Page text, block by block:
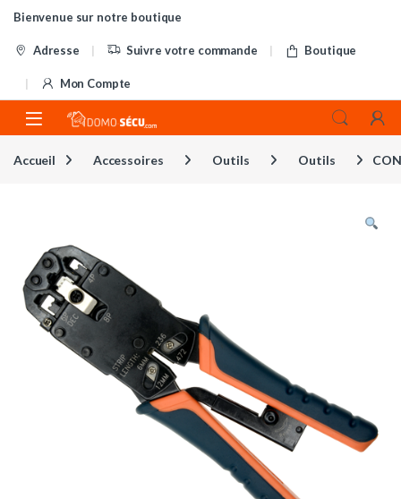
Skip to navigation
Skip to content
Bienvenue sur notre boutique
Adresse Suivre votre commande Boutique
Mon Compte
Accueil Accessoires Outils Outils